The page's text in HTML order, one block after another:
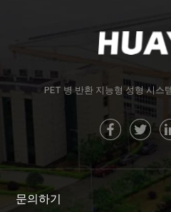
PET 병 반환 지능형 성형 시스
문의하기